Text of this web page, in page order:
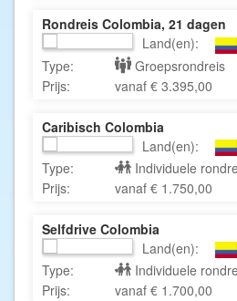
Rondreis Colombia, 21 dagen
Land(en):
Type:
Groepsrondreis
Prijs:
vanaf € 3.395,00
Caribisch Colombia
Land(en):
Type:
Individuele
Prijs:
vanaf € 1.750,00
Selfdrive Colombia
Land(en):
Type:
Individuele
Prijs:
vanaf € 1.700,00